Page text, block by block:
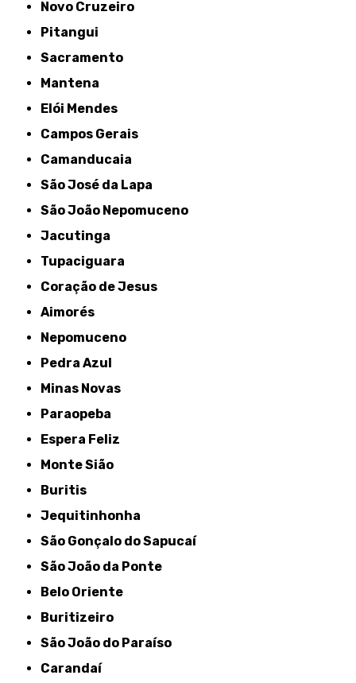
Novo Cruzeiro
Pitangui
Sacramento
Mantena
Elói Mendes
Campos Gerais
Camanducaia
São José da Lapa
São João Nepomuceno
Jacutinga
Tupaciguara
Coração de Jesus
Aimorés
Nepomuceno
Pedra Azul
Minas Novas
Paraopeba
Espera Feliz
Monte Sião
Buritis
Jequitinhonha
São Gonçalo do Sapucaí
São João da Ponte
Belo Oriente
Buritizeiro
São João do Paraíso
Carandaí